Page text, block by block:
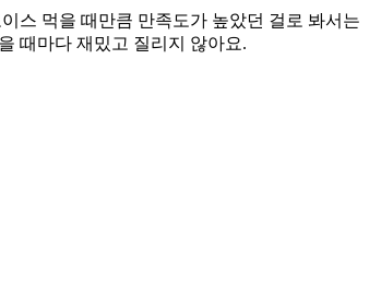
스 먹을 때만큼 만족도가 높았던 걸로 봐서는
때마다 재밌고 질리지 않아요.